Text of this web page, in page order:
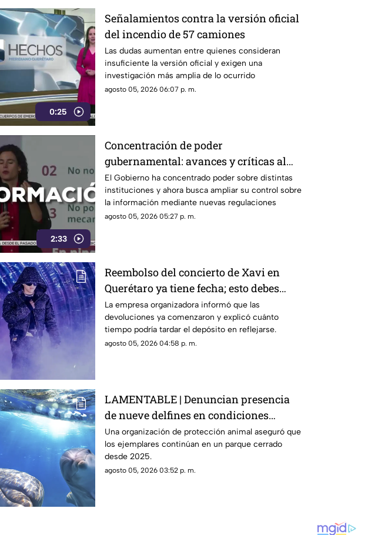
0:25
Señalamientos contra la versión oficial
del incendio de 57 camiones
Las dudas aumentan entre quienes consideran
insuficiente la versión oficial y exigen una
investigación más amplia de lo ocurrido
agosto 05, 2026 06:07 p. m.
2:33
Concentración de poder
gubernamental: avances y críticas al
control institucional
El Gobierno ha concentrado poder sobre distintas
instituciones y ahora busca ampliar su control sobre
la información mediante nuevas regulaciones
agosto 05, 2026 05:27 p. m.
Reembolso del concierto de Xavi en
Querétaro ya tiene fecha; esto debes
hacer
La empresa organizadora informó que las
devoluciones ya comenzaron y explicó cuánto
tiempo podría tardar el depósito en reflejarse.
agosto 05, 2026 04:58 p. m.
LAMENTABLE | Denuncian presencia
de nueve delfines en condiciones
críticas dentro de un delfinario
abandonado
Una organización de protección animal aseguró que
los ejemplares continúan en un parque cerrado
desde 2025.
agosto 05, 2026 03:52 p. m.